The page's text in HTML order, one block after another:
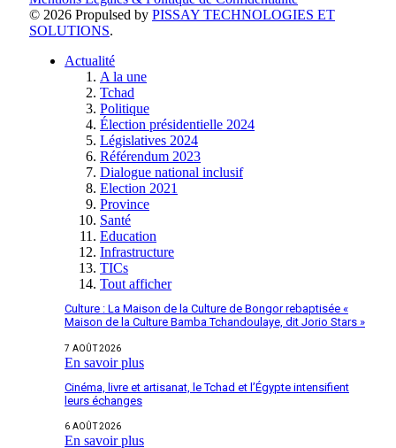
© 2026 Propulsed by PISSAY TECHNOLOGIES ET
SOLUTIONS.
Actualité
A la une
Tchad
Politique
Élection présidentielle 2024
Législatives 2024
Référendum 2023
Dialogue national inclusif
Election 2021
Province
Santé
Education
Infrastructure
TICs
Tout afficher
Culture : La Maison de la Culture de Bongor rebaptisée «
Maison de la Culture Bamba Tchandoulaye, dit Jorio Stars »
7 AOÛT 2026
En savoir plus
Cinéma, livre et artisanat, le Tchad et l’Égypte intensifient
leurs échanges
6 AOÛT 2026
En savoir plus